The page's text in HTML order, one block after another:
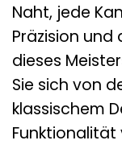
Naht, jede
Präzision
dieses
Sie sich von
klassischem
Funktionalität